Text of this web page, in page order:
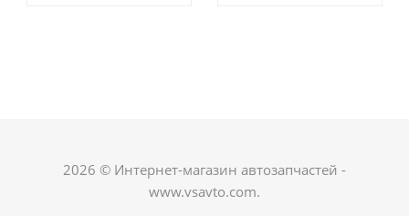
2026 © Интернет-магазин автозапчастей -
www.vsavto.com.